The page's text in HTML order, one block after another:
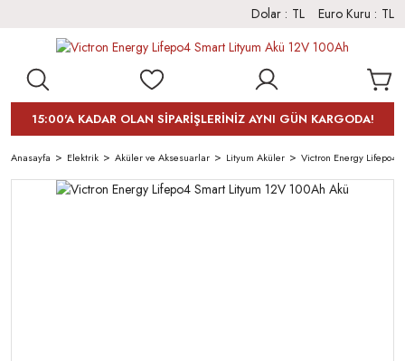
Dolar : TL Euro Kuru : TL
15:00'A KADAR OLAN SİPARİŞLERİNİZ AYNI GÜN KARGODA!
Anasayfa Elektrik Aküler ve Aksesuarlar Lityum Aküler Victron Energy Lifepo4